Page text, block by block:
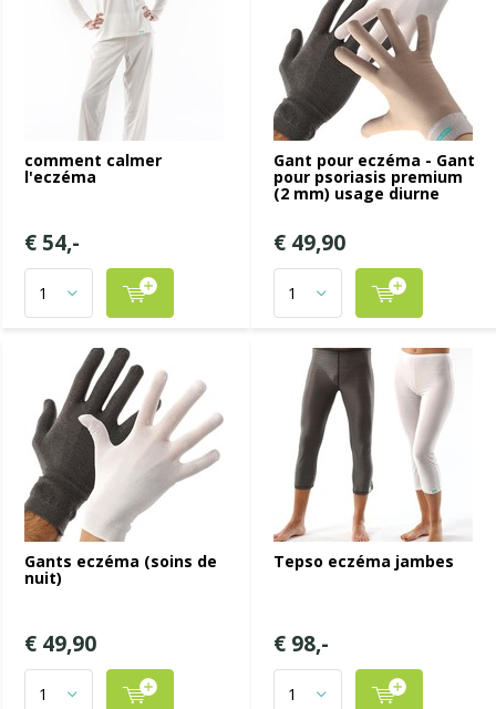
comment calmer
l'eczéma
€ 54,-
Gant pour eczéma - Gant
pour psoriasis premium
(2 mm) usage diurne
€ 49,90
Gants eczéma (soins de
nuit)
€ 49,90
Tepso eczéma jambes
€ 98,-